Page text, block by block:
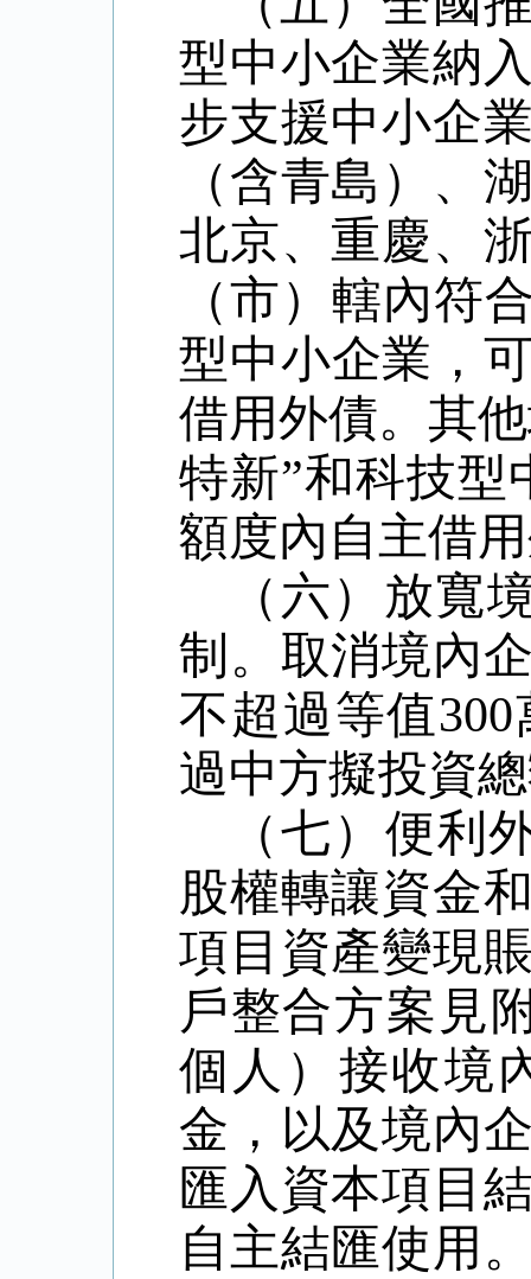
型中小企業納
步支援中小企
（含青島）、
北京、重慶、
（市）轄內符
型中小企業，
借用外債。其
特新”和科技型
額度內自主借
（六）放寬
制。 取消境內
不超過等值300
過中方擬投資
（七）便利
股權轉讓資金
項目資產變現
戶整合方案見
個人）接收境
金，以及境內
匯入資本項目
自主結匯使用